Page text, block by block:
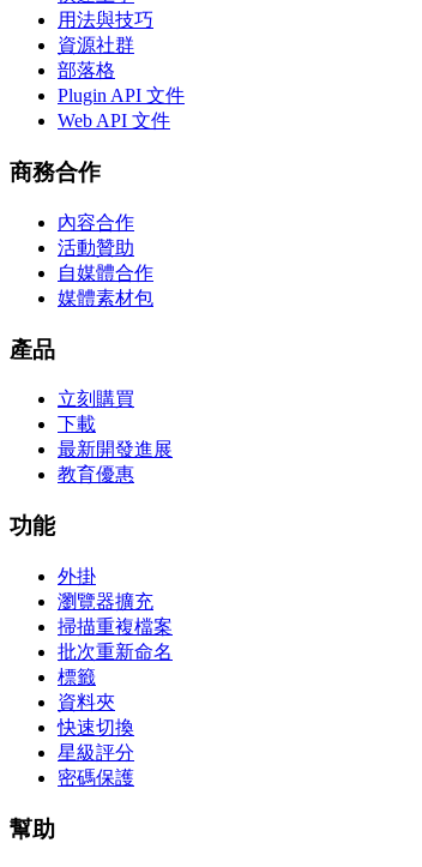
用法與技巧
資源社群
部落格
Plugin API 文件
Web API 文件
商務合作
內容合作
活動贊助
自媒體合作
媒體素材包
產品
立刻購買
下載
最新開發進展
教育優惠
功能
外掛
瀏覽器擴充
掃描重複檔案
批次重新命名
標籤
資料夾
快速切換
星級評分
密碼保護
幫助